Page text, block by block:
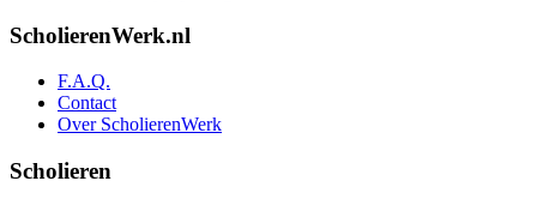
ScholierenWerk.nl
F.A.Q.
Contact
Over ScholierenWerk
Scholieren